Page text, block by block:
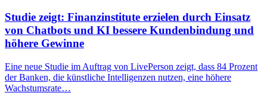
Studie zeigt: Finanzinstitute erzielen durch Einsatz
von Chatbots und KI bessere Kundenbindung und
höhere Gewinne
Eine neue Studie im Auftrag von LivePerson zeigt, dass 84 Prozent
der Banken, die künstliche Intelligenzen nutzen, eine höhere
Wachstumsrate…